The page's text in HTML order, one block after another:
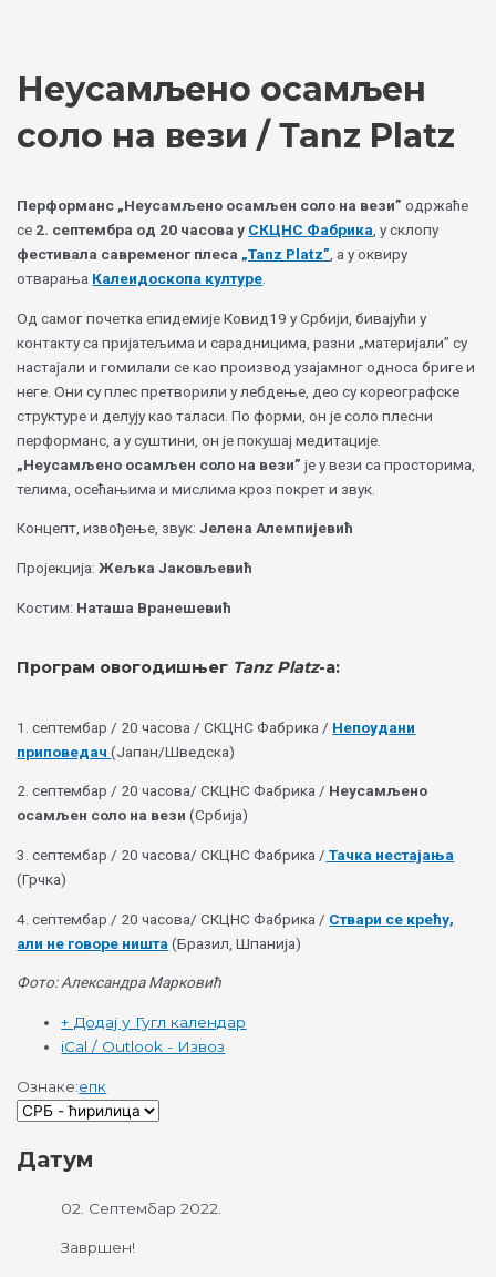
Неусамљено осамљен
соло на вези / Таnz Platz
Перформанс „Неусамљено осамљен соло на вези” одржаће
се 2. септембра од 20 часова у СКЦНС Фабрика , у склопу
фестивала савременог плеса „Таnz Platz” , а у оквиру
отварања Калеидоскопа културе
Од самог почетка епидемије Ковид19 у Србији, бивајући у
контакту са пријатељима и сарадницима, разни „материјали” су
настајали и гомилали се као производ узајамног односа бриге и
неге. Они су плес претворили у лебдење, део су кореографске
структуре и делују као таласи. По форми, он је соло плесни
перформанс, а у суштини, он је покушај медитације.
„Неусамљено осамљен соло на вези” је у вези са просторима,
телима, осећањима и мислима кроз покрет и звук.
Концепт, извођење, звук: Јелена Алемпијевић
Пројекција:Жељка Јаковљевић
Костим: Наташа Вранешевић
Програм овогодишњег Таnz Platz-а:
1. септембар / 20 часова / СКЦНС Фабрика / Непоудани
приповедач (Јапан/Шведска)
2. септембар / 20 часова/ СКЦНС Фабрика / Неусамљено
осамљен соло на вези (Србија)
3. септембар / 20 часова/ СКЦНС Фабрика / Тачка нестајања
(Грчка)
4. септембар / 20 часова/ СКЦНС Фабрика / Ствари се крећу,
али не говоре ништа (Бразил, Шпанија)
Фото: Александра Марковић
+ Додај у Гугл календар
iCal / Outlook - Извоз
Ознаке:епк
Датум
02. Септембар 2022.
Завршен!